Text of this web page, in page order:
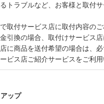
るトラブルなど、お客様と取付
取付サービス店に取付内容の
引換の場合、取付けサービス
に商品を送付希望の場合は、
ビス店ご紹介サービスをご利
ップ